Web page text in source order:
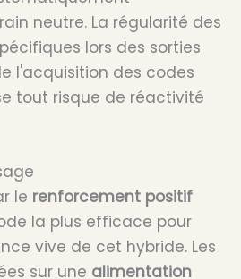
neutre. La régularité des
lors des sorties
l'acquisition des codes
tout risque de réactivité
le renforcement positif
la plus efficace pour
vive de cet hybride. Les
sur une alimentation